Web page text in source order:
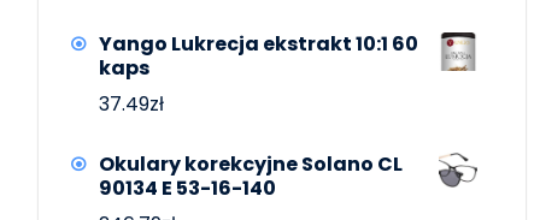
Yango Lukrecja ekstrakt 10:1 60
kaps
37.49zł
Okulary korekcyjne Solano CL
90134 E 53-16-140